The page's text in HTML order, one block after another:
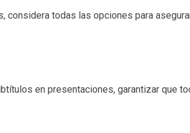
todas las opciones para
en presentaciones, garantizar que